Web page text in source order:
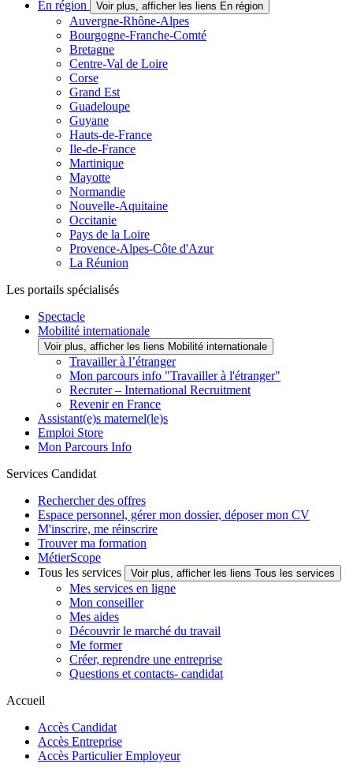
En région
Voir plus, afficher les liens En région
Auvergne-Rhône-Alpes
Bourgogne-Franche-Comté
Bretagne
Centre-Val de Loire
Corse
Grand Est
Guadeloupe
Guyane
Hauts-de-France
Ile-de-France
Martinique
Mayotte
Normandie
Nouvelle-Aquitaine
Occitanie
Pays de la Loire
Provence-Alpes-Côte d'Azur
La Réunion
Les portails spécialisés
Spectacle
Mobilité internationale
Voir plus, afficher les liens Mobilité internationale
Travailler à l’étranger
Mon parcours info "Travailler à l'étranger"
Recruter – International Recruitment
Revenir en France
Assistant(e)s maternel(le)s
Emploi Store
Mon Parcours Info
Services Candidat
Rechercher des offres
Espace personnel, gérer mon dossier, déposer mon CV
M'inscrire, me réinscrire
Trouver ma formation
MétierScope
Tous les services
Voir plus, afficher les liens Tous les services
Mes services en ligne
Mon conseiller
Mes aides
Découvrir le marché du travail
Me former
Créer, reprendre une entreprise
Questions et contacts- candidat
Accueil
Accès Candidat
Accès Entreprise
Accès Particulier Employeur